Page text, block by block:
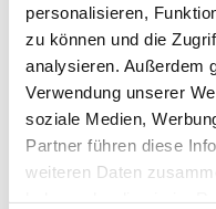
personalisieren,
zu können und die
analysieren. Außerdem
Verwendung unserer
soziale Medien,
Partner führen diese
weiteren Daten
Stadtradeln. Bist
Vom 25. Mai bis zum
wieder das
dabei, wenn an
fleißig Kilometer
Radförderung,